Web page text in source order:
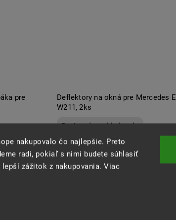
nakupovalo čo najlepšie. Preto
radi, pokiaľ s nimi budete súhlasiť
zážitok z nakupovania. Viac
pre
Deflektory na okná pre Mercedes E
W211, 2ks
Dostupné na objednanie